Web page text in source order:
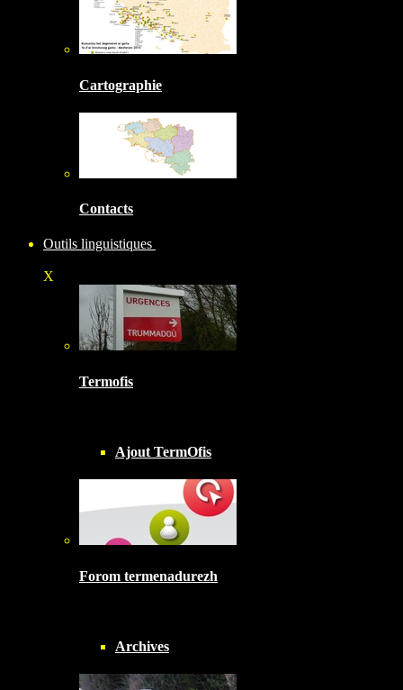
Cartographie
Contacts
Outils linguistiques
X
Termofis
Ajout TermOfis
Forom termenadurezh
Archives